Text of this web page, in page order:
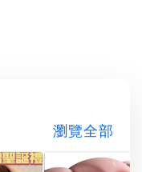
瀏覽全部